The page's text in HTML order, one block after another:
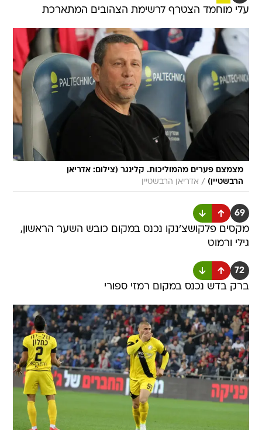
עלי מוחמד הצטרף לרשימת הצהובים המתארכת
מצמצם פערים מהמוליכות. קלינגר (צילום: אדריאן
הרבשטיין) / אדריאן הרבשטיין
69
מקסים פלקושצ'נקו נכנס במקום כובש השער הראשון,
גילי ורמוט
72
ברק בדש נכנס במקום רמזי ספורי